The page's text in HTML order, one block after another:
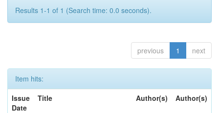
Results 1-1 of 1 (Search time: 0.0 seconds).
previous 1 next
Item hits:
Issue
Date
Title Author(s) Author(s)